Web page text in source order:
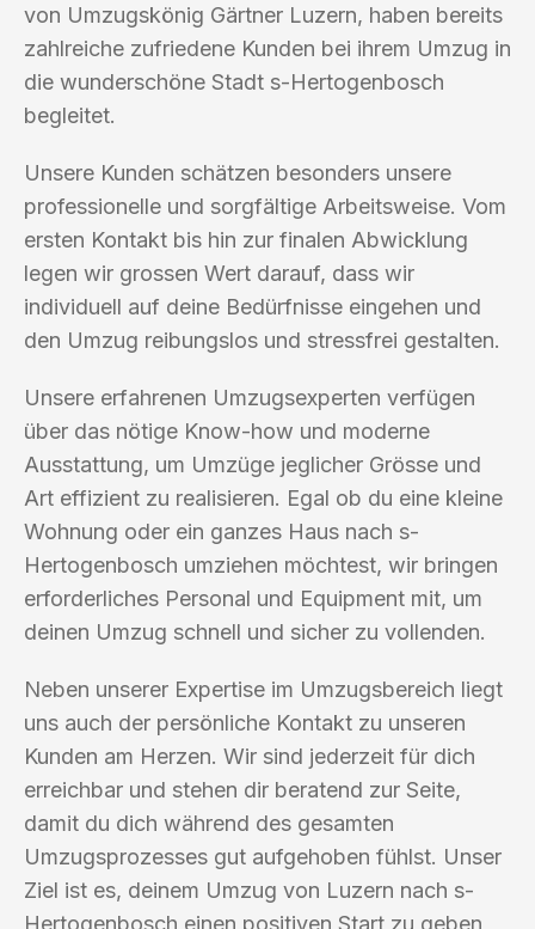
von Umzugskönig Gärtner Luzern, haben bereits
zahlreiche zufriedene Kunden bei ihrem Umzug in
die wunderschöne Stadt s-Hertogenbosch
begleitet.
Unsere Kunden schätzen besonders unsere
professionelle und sorgfältige Arbeitsweise. Vom
ersten Kontakt bis hin zur finalen Abwicklung
legen wir grossen Wert darauf, dass wir
individuell auf deine Bedürfnisse eingehen und
den Umzug reibungslos und stressfrei gestalten.
Unsere erfahrenen Umzugsexperten verfügen
über das nötige Know-how und moderne
Ausstattung, um Umzüge jeglicher Grösse und
Art effizient zu realisieren. Egal ob du eine kleine
Wohnung oder ein ganzes Haus nach s-
Hertogenbosch umziehen möchtest, wir bringen
erforderliches Personal und Equipment mit, um
deinen Umzug schnell und sicher zu vollenden.
Neben unserer Expertise im Umzugsbereich liegt
uns auch der persönliche Kontakt zu unseren
Kunden am Herzen. Wir sind jederzeit für dich
erreichbar und stehen dir beratend zur Seite,
damit du dich während des gesamten
Umzugsprozesses gut aufgehoben fühlst. Unser
Ziel ist es, deinem Umzug von Luzern nach s-
Hertogenbosch einen positiven Start zu geben